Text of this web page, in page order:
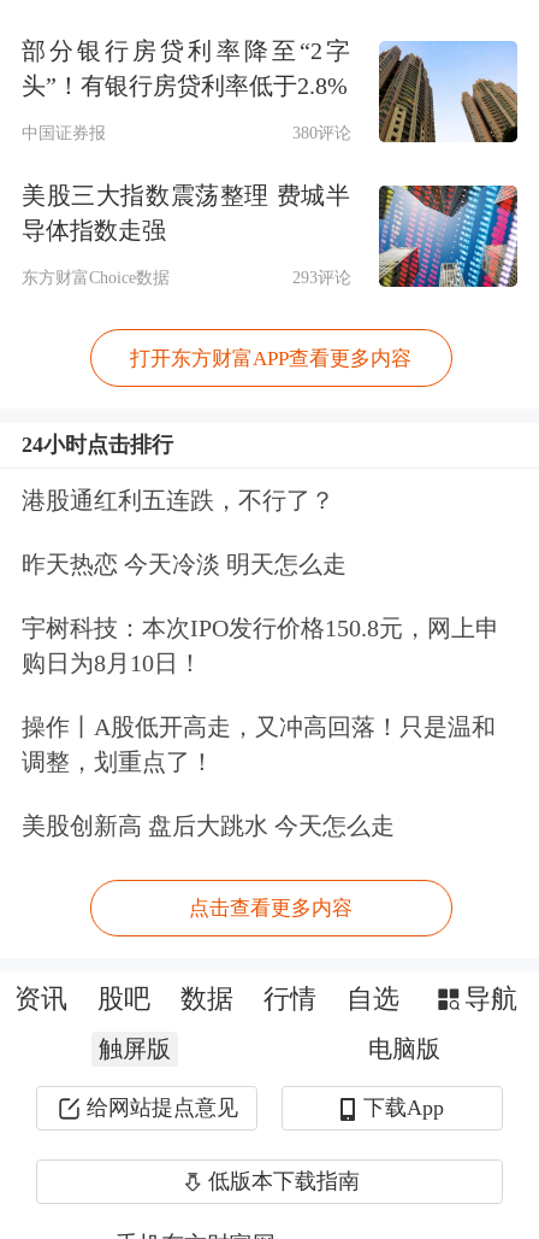
6个FT Ultra项目。OEM客户数量由
2023年的44名增至2025年的55名。2025
率，较2023年的18%大幅提升。
根据灼识咨询数据，2020年至2025年，
中国L0至L2+级驾驶辅助解决方案市场
规模由人民币216亿元增至1,418亿元，
复合年增长率达45.7%。2025年至2030
年预计复合年增长率15.7%，2030年市
福瑞泰克的规模扩张完全依赖高投入与
大客户拉动，盈利根基极为薄弱。
招股书显示，2023~2025年，公司营收
分别为9.08亿元、12.83亿元、22.80亿
元，三年复合增速约58.4%，2025年同
比增速高达77.7%。
入从4.44亿元飙升至14.34亿元，占比由
48.9%提升至62.9%，成为第一大收入来
源；中端FT Max收入稳步增长但占比
2025年仅占总收入5.2%。
部分银行房贷利率降至“2字
头”！有银行房贷利率低于2.8%
中国证券报 380评论
美股三大指数震荡整理 费城半
导体指数走强
东方财富Choice数据 293评论
打开东方财富APP查看更多内容
24小时点击排行
港股通红利五连跌，不行了？
昨天热恋 今天冷淡 明天怎么走
宇树科技：本次IPO发行价格150.8元，网上申
购日为8月10日！
操作丨A股低开高走，又冲高回落！只是温和
调整，划重点了！
美股创新高 盘后大跳水 今天怎么走
点击查看更多内容
资讯 股吧 数据 行情 自选 导航
触屏版 电脑版
给网站提点意见 下载App
低版本下载指南